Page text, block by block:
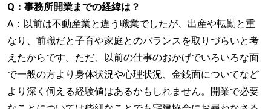
Q： 事務所開業までの経緯は？
A：以前は不動産業と違う職業でしたが、出産や転勤と重
なり、前職だと子育や家庭とのバランスを取りづらいと考
えたからです。ただ、以前の仕事のおかげでいろいろな面
で一般の方より身体状況や心理状況、金銭面についてなど
より深く伺える経験値はあるかもしれません。開業で必要